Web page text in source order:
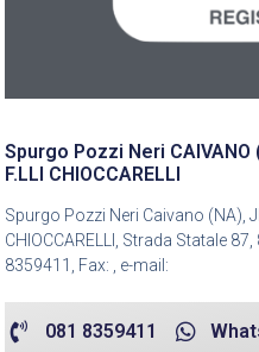
Spurgo Pozzi Neri CAIVANO
F.LLI CHIOCCARELLI
Spurgo Pozzi Neri Caivano (NA),
CHIOCCARELLI, Strada Statale
8359411, Fax: , e-mail:
081 8359411